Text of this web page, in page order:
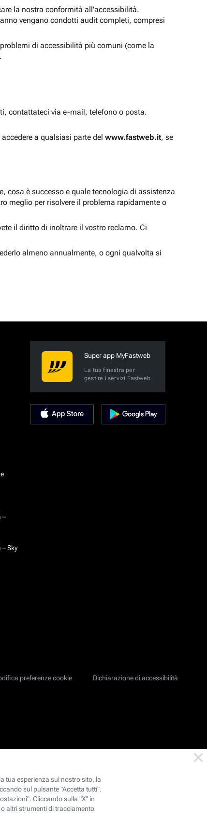
la nostra conformità all'accessibilità.
vengano condotti audit completi, compresi
di accessibilità più comuni (come la
contattateci via e-mail, telefono o posta.
a qualsiasi parte del www.fastweb.it, se
cosa è successo e quale tecnologia di assistenza
meglio per risolvere il problema rapidamente o
il diritto di inoltrare il vostro reclamo. Ci
almeno annualmente, o ogni qualvolta si
–
Sky
Super app MyFastweb
La tua finestra per
gestire i servizi Fastweb
preferenze cookie Dichiarazione di accessibilità